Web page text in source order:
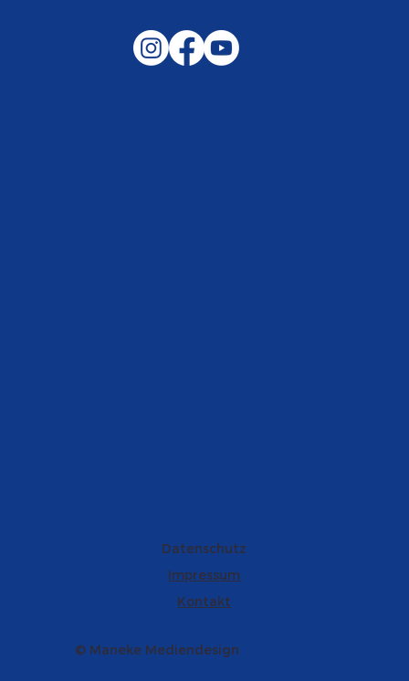
Gemeinsam auf außergewöhnliche
Datenschutz
Impressum
Kontakt
© Maneke Mediendesign